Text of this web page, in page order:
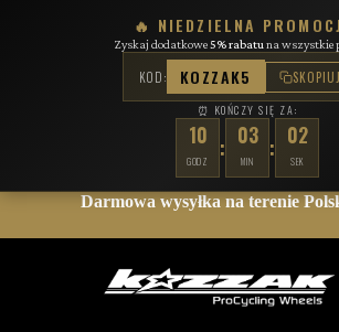
🔥 NIEDZIELNA
Zyskaj dodatkowe5% rabatuna wszystkie
KOD: KOZZAK5 SKOPIUJ
⏰ KOŃCZY SIĘ ZA:
10
GODZ : 03
MIN : 01
SEK
treści
Darmowa wysyłka na terenie